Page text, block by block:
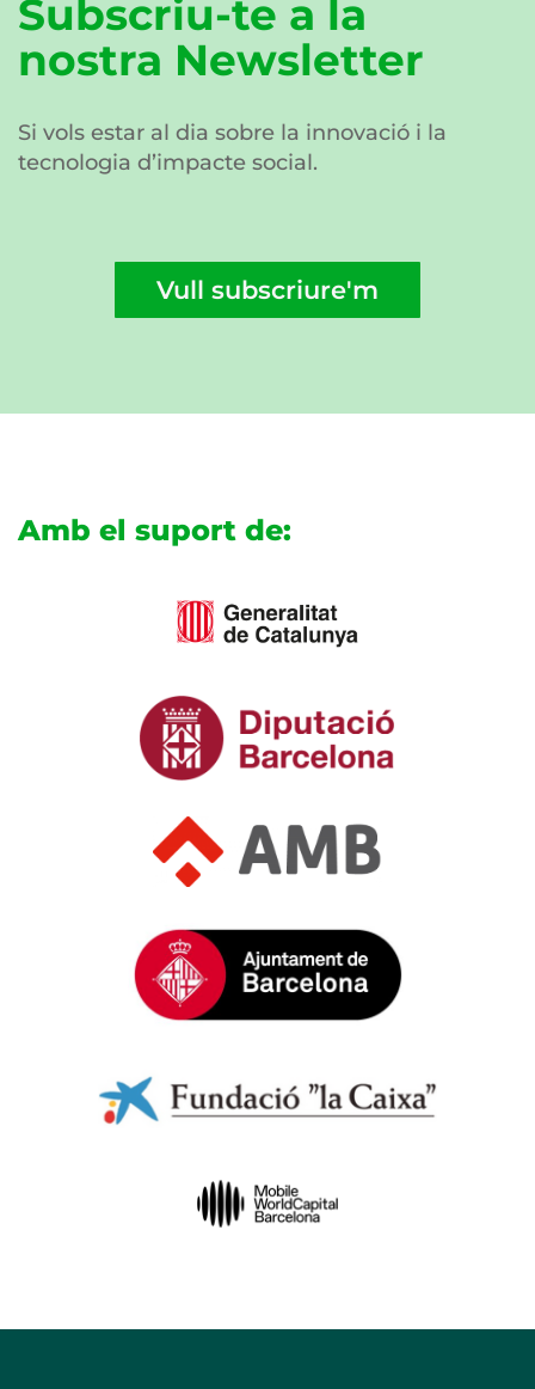
Subscriu-te a la
nostra Newsletter
Si vols estar al dia sobre la innovació i la
tecnologia d’impacte social.
Vull subscriure'm
Amb el suport de: